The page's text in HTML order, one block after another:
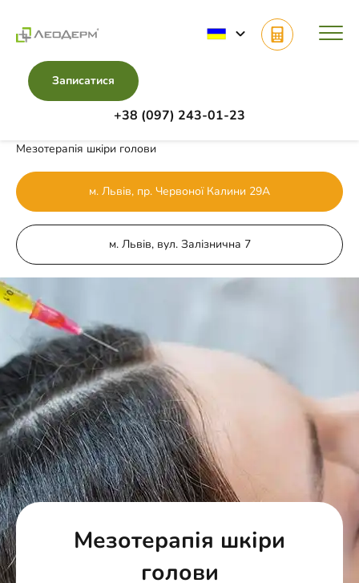
+38 (097) 243-01-23
Записатися
Мезотерапія шкіри голови
м. Львів, пр. Червоної Калини 29А
м. Львів, вул. Залізнична 7
Мезотерапія шкіри
голови